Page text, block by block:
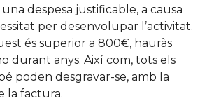
una despesa justificable, a causa
per desenvolupar l’activitat.
és superior a 800€, hauràs
durant anys. Així com, tots els
poden desgravar-se, amb la
la factura.